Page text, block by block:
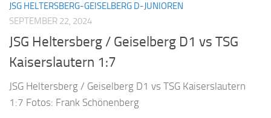
JSG HELTERSBERG-GEISELBERG D-JUNIOREN
SEPTEMBER 22, 2024
JSG Heltersberg / Geiselberg D1 vs TSG
Kaiserslautern 1:7
JSG Heltersberg / Geiselberg D1 vs TSG Kaiserslautern
1:7 Fotos: Frank Schönenberg